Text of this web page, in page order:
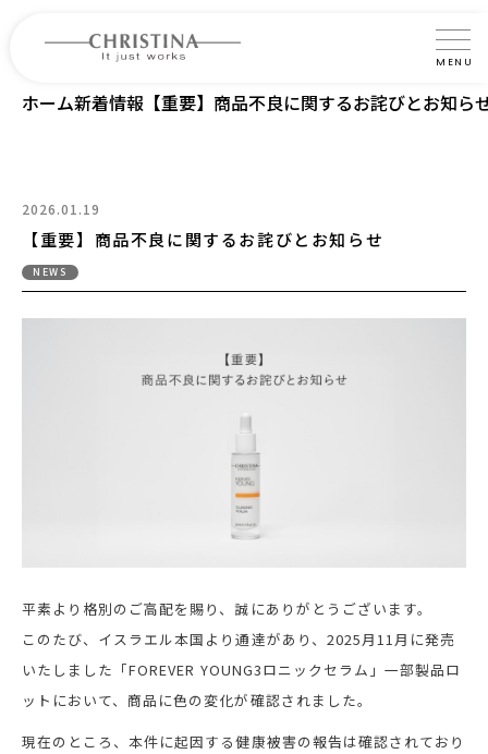
MENU
クリスティーナについて
製品の使い方
製品導入について
お問い合わせ
プライバシーポリシー
ホーム新着情報 【重要】商品不良に関するお詫びとお知ら
2026.01.19
【重要】商品不良に関するお詫びとお知らせ
NEWS
平素より格別のご高配を賜り、誠にありがとうございます。
このたび、イスラエル本国より通達があり、2025月11月に発売
いたしました「FOREVER YOUNG3ロニックセラム」一部製品ロ
ットにおいて、商品に色の変化が確認されました。
現在のところ、本件に起因する健康被害の報告は確認されており